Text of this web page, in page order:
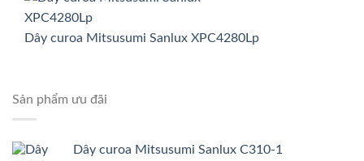
Dây curoa Mitsusumi Sanlux XPC4280Lp
Sản phẩm ưu đãi
Dây curoa Mitsusumi Sanlux C310-1